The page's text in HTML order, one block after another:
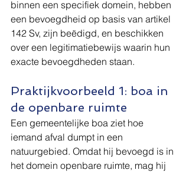
binnen een specifiek domein, hebben
een bevoegdheid op basis van artikel
142 Sv, zijn beëdigd, en beschikken
over een legitimatiebewijs waarin hun
exacte bevoegdheden staan.
Praktijkvoorbeeld 1: boa in
de openbare ruimte
Een gemeentelijke boa ziet hoe
iemand afval dumpt in een
natuurgebied. Omdat hij bevoegd is in
het domein openbare ruimte, mag hij